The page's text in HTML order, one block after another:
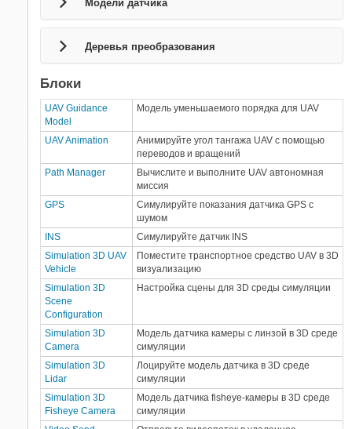
Модели датчика
Деревья преобразования
Блоки
UAV Guidance
Model
Модель уменьшаемого порядка для UAV
UAV Animation
Анимируйте угол тангажа UAV с помощью
переводов и вращений
Path Manager
Вычислите и выполните UAV автономная
миссия
GPS
Симулируйте показания датчика GPS с
шумом
INS
Симулируйте датчик INS
Simulation 3D UAV
Vehicle
Поместите транспортное средство UAV в 3D
визуализацию
Simulation 3D
Scene
Configuration
Настройка сцены для 3D среды симуляции
Simulation 3D
Camera
Модель датчика камеры с линзой в 3D среде
симуляции
Simulation 3D
Lidar
Лоцируйте модель датчика в 3D среде
симуляции
Simulation 3D
Fisheye Camera
Модель датчика fisheye-камеры в 3D среде
симуляции